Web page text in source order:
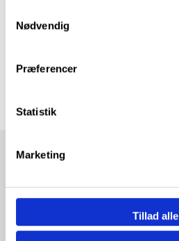
venstre hjørne.
Nødvendig
Præferencer
Statistik
Marketing
Tillad alle
2770 Kastrup